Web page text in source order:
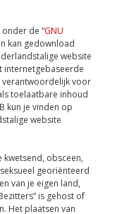
de “GNU
kan gedownload
website
internetgebaseerde
verantwoordelijk voor
toelaatbare inhoud
kun je vinden op
website
kwetsend, obsceen,
georiënteerd
van je eigen land,
is gehost of
Het plaatsen van